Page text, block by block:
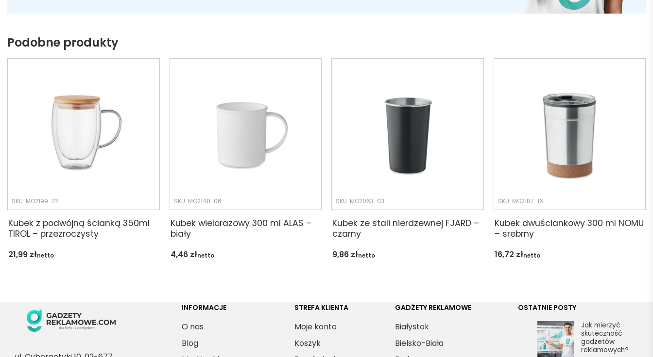
Podobne produkty
SKU: MO2199-22
Kubek z podwójną ścianką 350ml
TIROL – przezroczysty
21,99 złnetto
SKU: MO2148-06
Kubek wielorazowy 300 ml ALAS –
biały
4,46 złnetto
SKU: MO2063-03
Kubek ze stali nierdzewnej FJARD –
czarny
9,86 złnetto
SKU: MO2187-16
Kubek dwuściankowy 300 ml NOMU
– srebrny
16,72 złnetto
INFORMACJE
O nas
Blog
STREFA KLIENTA
Moje konto
Koszyk
GADŻETY REKLAMOWE
Białystok
Bielsko-Biała
OSTATNIE POSTY
Jak mierzyć
skuteczność
gadżetów
reklamowych?